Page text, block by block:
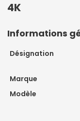
4K
Informations
Désignation
Marque
Modèle